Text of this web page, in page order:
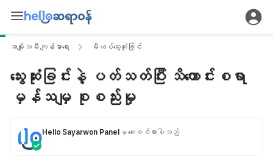
အမျိုးသမီး ကျန်းမာရေး မီးယပ်သွေးဆုံးခြင်း
သွေးဆုံးခြင်းနဲ့ ပတ်သတ်ပြီး သိကောင်းစရာ
မှန်သမျှ စုစည်းမှု
Hello Sayarwon Panelမှ ဆေးစစ်ထားပါသည်